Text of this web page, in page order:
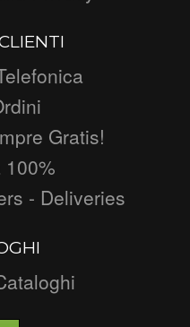
Gratis!
100%
- Deliveries